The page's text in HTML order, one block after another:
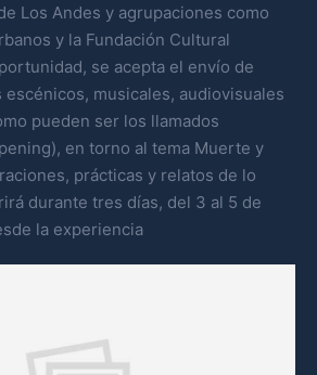
Los Andes y agrupaciones como
y la Fundación Cultural
se acepta el envío de
escénicos, musicales, audiovisuales
pueden ser los llamados
en torno al tema Muerte y
prácticas y relatos de lo
durante tres días, del 3 al 5 de
la experiencia